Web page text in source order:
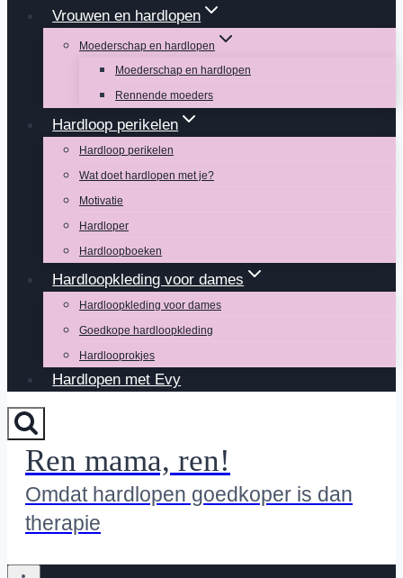
Vrouwen en hardlopen
Moederschap en hardlopen
Moederschap en hardlopen
Rennende moeders
Hardloop perikelen
Hardloop perikelen
Wat doet hardlopen met je?
Motivatie
Hardloper
Hardloopboeken
Hardloopkleding voor dames
Hardloopkleding voor dames
Goedkope hardloopkleding
Hardlooprokjes
Hardlopen met Evy
Ren mama, ren!
Omdat hardlopen goedkoper is dan
therapie